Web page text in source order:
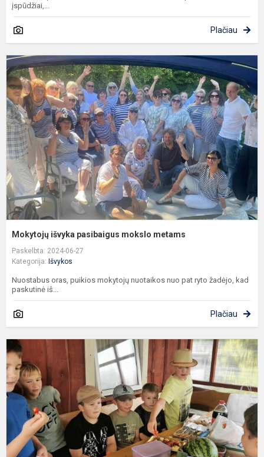
įspūdžiai,...
Plačiau
Mokytojų išvyka pasibaigus mokslo metams
Paskelbta: 2024-06-27
Kategorija: Išvykos
Nuostabus oras, puikios mokytojų nuotaikos nuo pat ryto žadėjo, kad
paskutinė iš...
Plačiau